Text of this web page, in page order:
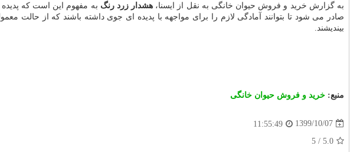
به گزارش خرید و فروش حیوان خانگی به نقل از ایسنا، هشدار زرد رنگ به مفهوم این است که
صادر می شود تا بتوانند آمادگی لازم را برای مواجهه با پدیده ای جوی داشته باشند که از حالت
بیندیشند.
منبع: خرید و فروش حیوان خانگی
1399/10/07
11:55:49
5.0
/
5